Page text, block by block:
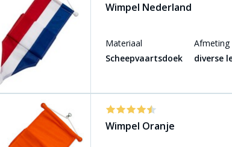
Wimpel Nederland
Materiaal
Scheepvaartsdoek
Afmeting
diverse
Wimpel Oranje